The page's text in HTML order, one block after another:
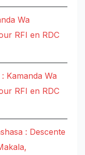
Wa
RFI en RDC
Kamanda Wa
RFI en RDC
: Descente